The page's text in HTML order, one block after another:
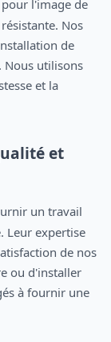
Nos
de
. Nous utilisons
et la
et
un travail
Leur expertise
de nos
ou d'installer
à fournir une